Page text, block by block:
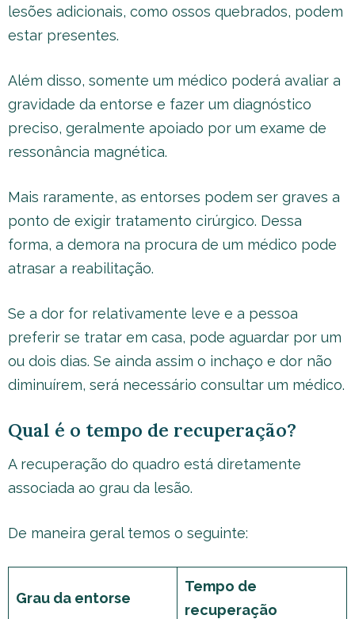
lesões adicionais, como ossos quebrados, podem
estar presentes.
Além disso, somente um médico poderá avaliar a
gravidade da entorse e fazer um diagnóstico
preciso, geralmente apoiado por um exame de
ressonância magnética.
Mais raramente, as entorses podem ser graves a
ponto de exigir tratamento cirúrgico. Dessa
forma, a demora na procura de um médico pode
atrasar a reabilitação.
Se a dor for relativamente leve e a pessoa
preferir se tratar em casa, pode aguardar por um
ou dois dias. Se ainda assim o inchaço e dor não
diminuírem, será necessário consultar um médico.
Qual é o tempo de recuperação?
A recuperação do quadro está diretamente
associada ao grau da lesão.
De maneira geral temos o seguinte:
Grau da entorse
Tempo de
recuperação